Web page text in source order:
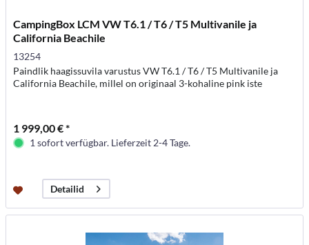
CampingBox LCM VW T6.1 / T6 / T5 Multivanile ja
California Beachile
13254
Paindlik haagissuvila varustus VW T6.1 / T6 / T5 Multivanile ja
California Beachile, millel on originaal 3-kohaline pink iste
1 999,00 € *
1 sofort verfügbar. Lieferzeit 2-4 Tage.
Detailid